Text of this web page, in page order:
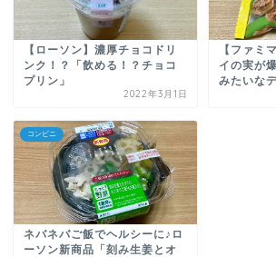
【ローソン】濃厚チョコドリ
ンク！？「飲める！？チョコ
プリン」
2022年3月1日
【ファミ
イの実が
みたいな
コンビニ
ネバネバご飯でヘルシーに♪ロ
ーソン新商品「刻み生姜とオ